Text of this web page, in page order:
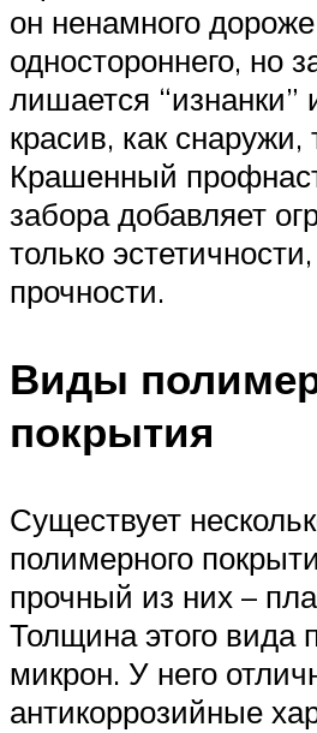
он ненамного дороже
одностороннего, но
лишается “изнанки”
красив, как снаружи,
Крашенный
забора добавляет
только
прочности.
Виды
покрытия
Существует
полимерного
прочный из них –
Толщина этого вида
микрон. У него
антикоррозийные